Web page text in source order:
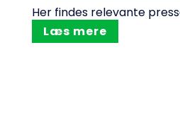
Her findes relevante
Læs mere